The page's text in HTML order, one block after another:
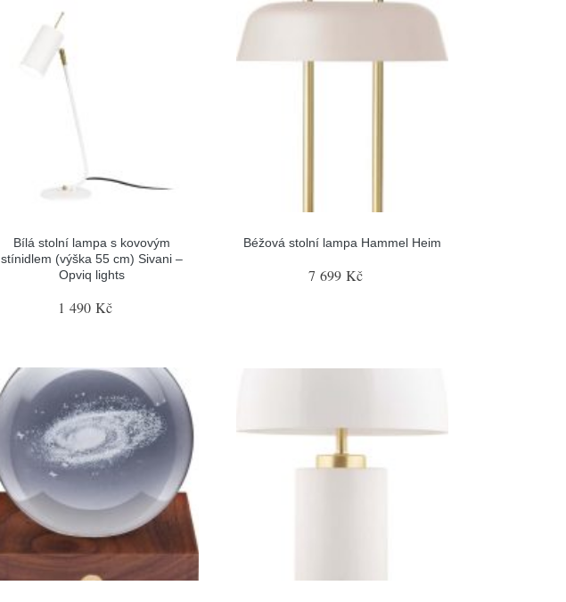
Bílá stolní lampa s kovovým
stínidlem (výška 55 cm) Sivani –
Opviq lights
1 490 Kč
Béžová stolní lampa Hammel Heim
7 699 Kč